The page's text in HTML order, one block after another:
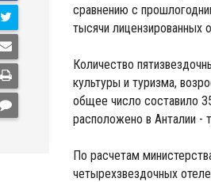
сравнению с
тысячи лицензированных
Количество
культуры и туризма,
общее число составило
расположено в Анталии -
По расчетам
четырехзвездочных